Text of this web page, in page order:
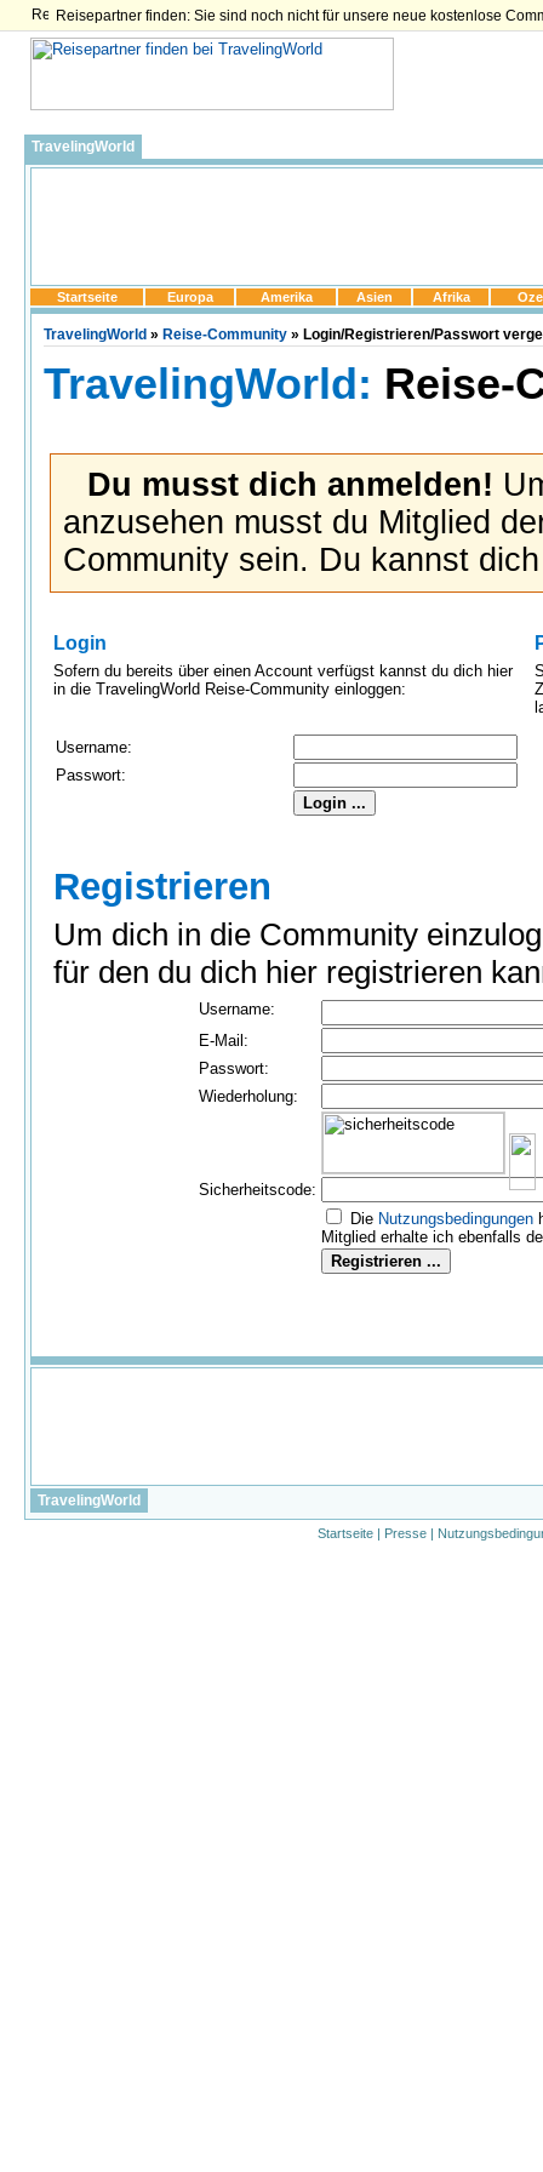
Reisepartner finden: Sie sind noch nicht für unsere neue kostenlose
TravelingWorld
Startseite Europa Amerika Asien Afrika
TravelingWorld » Reise-Community » Login/Registrieren/Passwort
TravelingWorld: Reise-
Du musst dich anmelden!
anzusehen musst du Mitglied
Community sein. Du kannst
Login
Sofern du bereits über einen Account verfügst kannst du dich hier
in die TravelingWorld Reise-Community einloggen:
Username:
Passwort:
Registrieren
Um dich in die Community
für den du dich hier registrieren
Username:
E-Mail:
Passwort:
Wiederholung:
Sicherheitscode:
Die Nutzungs­bedingungen
Mitglied erhalte ich ebenfalls
TravelingWorld
Startseite | Presse |